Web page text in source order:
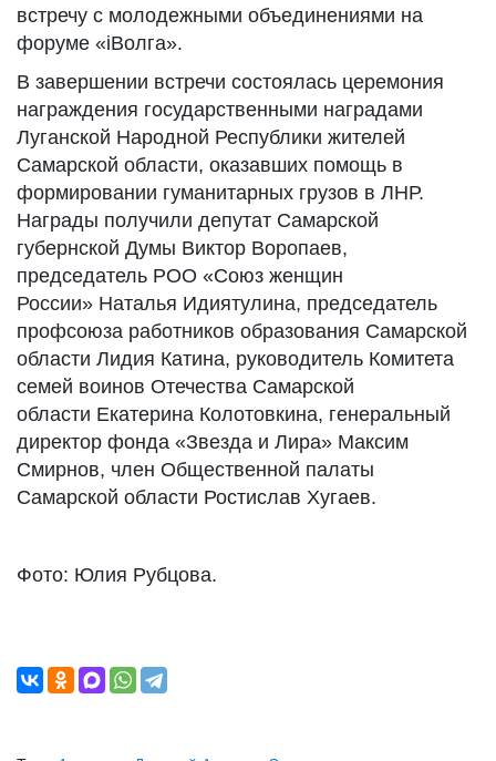
встречу с молодежными объединениями на
форуме «iВолга».
В завершении встречи состоялась церемония
награждения государственными наградами
Луганской Народной Республики жителей
Самарской области, оказавших помощь в
формировании гуманитарных грузов в ЛНР.
Награды получили депутат Самарской
губернской Думы Виктор Воропаев,
председатель РОО «Союз женщин
России» Наталья Идиятулина, председатель
профсоюза работников образования Самарской
области Лидия Катина, руководитель Комитета
семей воинов Отечества Самарской
области Екатерина Колотовкина, генеральный
директор фонда «Звезда и Лира» Максим
Смирнов, член Общественной палаты
Самарской области Ростислав Хугаев.
Фото: Юлия Рубцова.